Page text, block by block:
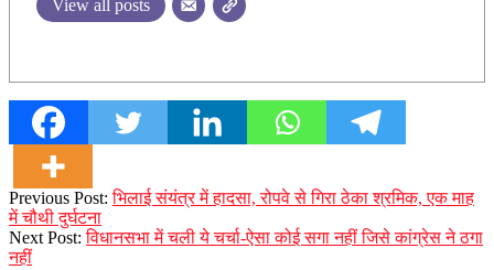
View all posts
2023-
12-
21
Previous Post:भिलाई संयंत्र में हादसा, रोपवे से गिरा ठेका श्रमिक, एक माह
में चौथी दुर्घटना
Next Post:विधानसभा में चली ये चर्चा-ऐसा कोई सगा नहीं जिसे कांग्रेस ने ठगा
नहीं